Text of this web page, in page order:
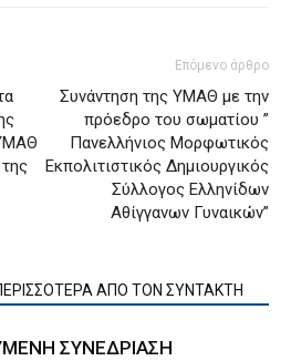
Επόμενο άρθρο
Συνάντηση της ΥΜΑΘ με την
πρόεδρο του σωματίου ”
Πανελλήνιος Μορφωτικός
Εκπολιτιστικός Δημιουργικός
Σύλλογος Ελληνίδων
Αθίγγανων Γυναικών”
ΑΠΟ ΤΟΝ ΣΥΝΤΑΚΤΗ
ΣΥΝΕΔΡΙΑΣΗ